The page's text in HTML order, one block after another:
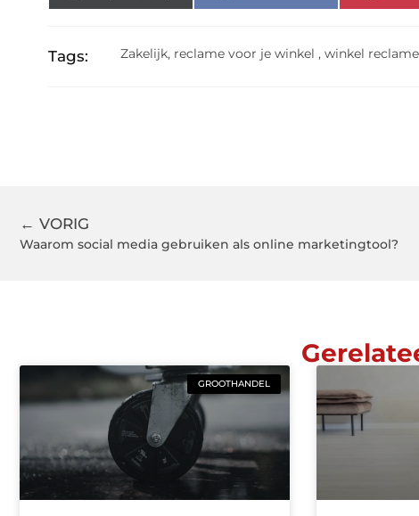
Tags: Zakelijk, reclame voor je winkel ,winkel reclame
← VORIG
Waarom social media gebruiken als online marketingtool?
GROOTHANDEL